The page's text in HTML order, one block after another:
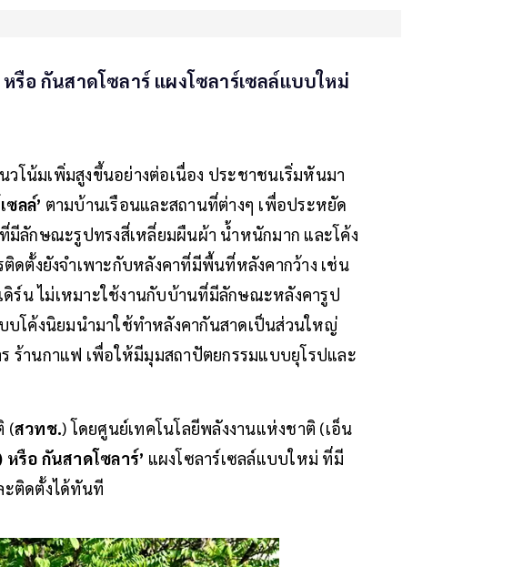
อ กันสาดโซลาร์ แผงโซลาร์เซลล์แบบใหม่
โน้มเพิ่มสูงขึ้นอย่างต่อเนื่อง ประชาชนเริ่มหันมา
ซลล์’ ตามบ้านเรือนและสถานที่ต่างๆ เพื่อประหยัด
มีลักษณะรูปทรงสี่เหลี่ยมผืนผ้า น้ำหนักมาก และโค้ง
ดตั้งยังจำเพาะกับหลังคาที่มีพื้นที่หลังคากว้าง เช่น
ร์น ไม่เหมาะใช้งานกับบ้านที่มีลักษณะหลังคารูป
โค้งนิยมนำมาใช้ทำหลังคากันสาดเป็นส่วนใหญ่
ร้านกาแฟ เพื่อให้มีมุมสถาปัตยกรรมแบบยุโรปและ
(สวทช.) โดยศูนย์เทคโนโลยีพลังงานแห่งชาติ (เอ็น
หรือ กันสาดโซลาร์’ แผงโซลาร์เซลล์แบบใหม่ ที่มี
ะติดตั้งได้ทันที